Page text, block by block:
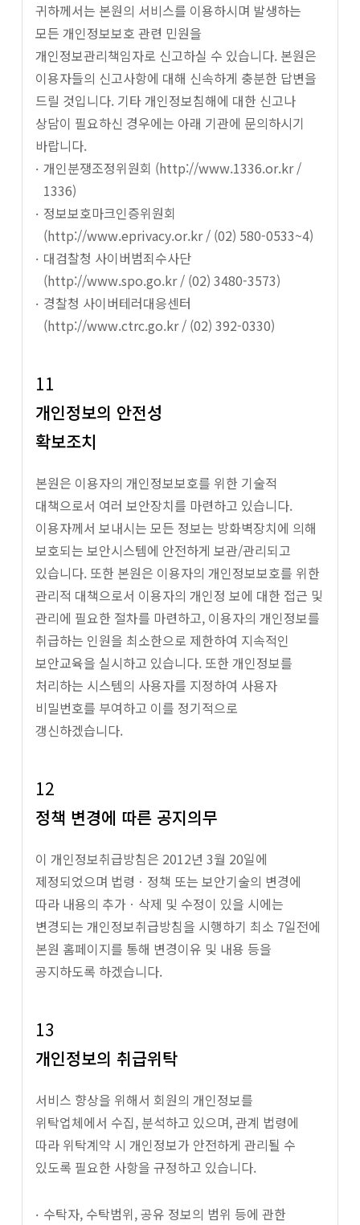
귀하께서는 본원의 서비스를 이용하시며 발생하는
모든 개인정보보호 관련 민원을
개인정보관리책임자로 신고하실 수 있습니다. 본원은
이용자들의 신고사항에 대해 신속하게 충분한 답변을
드릴 것입니다. 기타 개인정보침해에 대한 신고나
상담이 필요하신 경우에는 아래 기관에 문의하시기
바랍니다.
개인분쟁조정위원회 (http://www.1336.or.kr/
1336)
정보보호마크인증위원회
(http://www.eprivacy.or.kr/ (02) 580-0533~4)
대검찰청 사이버범죄수사단
(http://www.spo.go.kr/ (02) 3480-3573)
경찰청 사이버테러대응센터
(http://www.ctrc.go.kr/ (02) 392-0330)
11
개인정보의 안전성
확보조치
본원은 이용자의 개인정보보호를 위한 기술적
대책으로서 여러 보안장치를 마련하고 있습니다.
이용자께서 보내시는 모든 정보는 방화벽장치에 의해
보호되는 보안시스템에 안전하게 보관/관리되고
있습니다. 또한 본원은 이용자의 개인정보보호를 위한
관리적 대책으로서 이용자의 개인정 보에 대한 접근 및
관리에 필요한 절차를 마련하고, 이용자의 개인정보를
취급하는 인원을 최소한으로 제한하여 지속적인
보안교육을 실시하고 있습니다. 또한 개인정보를
처리하는 시스템의 사용자를 지정하여 사용자
비밀번호를 부여하고 이를 정기적으로
갱신하겠습니다.
12
정책 변경에 따른 공지의무
이 개인정보취급방침은 2012년 3월 20일에
제정되었으며 법령ㆍ정책 또는 보안기술의 변경에
따라 내용의 추가ㆍ삭제 및 수정이 있을 시에는
변경되는 개인정보취급방침을 시행하기 최소 7일전에
본원 홈페이지를 통해 변경이유 및 내용 등을
공지하도록 하겠습니다.
13
개인정보의 취급위탁
서비스 향상을 위해서 회원의 개인정보를
위탁업체에서 수집, 분석하고 있으며, 관계 법령에
따라 위탁계약 시 개인정보가 안전하게 관리될 수
있도록 필요한 사항을 규정하고 있습니다.
수탁자, 수탁범위, 공유 정보의 범위 등에 관한